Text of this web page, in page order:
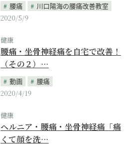
腰痛
川口陽海の腰痛改善教室
2020/5/9
健康
腰痛・坐骨神経痛を自宅で改善！
（その２）…
動画
腰痛
2020/4/19
健康
ヘルニア・腰痛・坐骨神経痛「痛
くて顔を洗…